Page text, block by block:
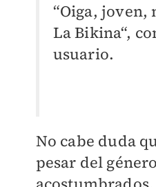
“Oiga, joven,
La Bikina“,
usuario.
No cabe duda
pesar del